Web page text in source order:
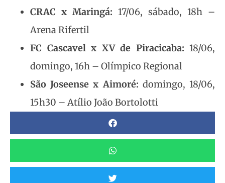
CRAC x Maringá: 17/06, sábado, 18h –
Arena Rifertil
FC Cascavel x XV de Piracicaba: 18/06,
domingo, 16h – Olímpico Regional
São Joseense x Aimoré: domingo, 18/06,
15h30 – Atílio João Bortolotti